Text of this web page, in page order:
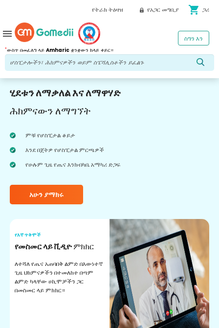
የትራክ ትዕዛዝ የአጋር መግቢያ shopping_cart ጋሪ
*ውስጥ በመፈለግ ላይ Amharic ቋንቋውን ከላይ ቀይር።
ስግን እን
menu
ሂደቱን ለማቃለል እና ለማዋሃድ
ሕክምናውን ለማግኘት
ምቹ የሆስፒታል ቆይታ
እንደ በጀትዎ የሆስፒታል ምርጫዎች
የሁሉም ጊዜ የጤና እንክብካቤ አማካሪ ድጋፍ
አሁን ያማክሩ
የእኛ ጥቅሞች
የመስመር ላይ ቪዲዮምክክር
ለተሻለ የጤና አጠባበቅ ልምድ በእውነተኛ
ጊዜ ህክምናዎችን በተመለከተ በጣም
ልምድ ካላቸው ሀኪሞቻችን ጋር
በመስመር ላይ ምክክር።